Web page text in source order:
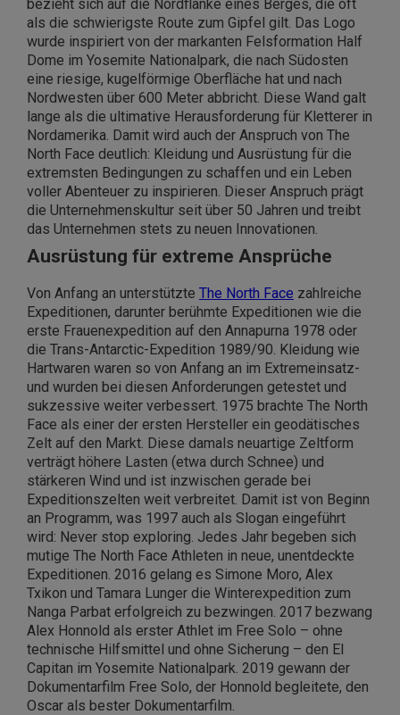
bezieht sich auf die Nordflanke eines Berges, die oft
als die schwierigste Route zum Gipfel gilt. Das Logo
wurde inspiriert von der markanten Felsformation Half
Dome im Yosemite Nationalpark, die nach Südosten
eine riesige, kugelförmige Oberfläche hat und nach
Nordwesten über 600 Meter abbricht. Diese Wand galt
lange als die ultimative Herausforderung für Kletterer in
Nordamerika. Damit wird auch der Anspruch von The
North Face deutlich: Kleidung und Ausrüstung für die
extremsten Bedingungen zu schaffen und ein Leben
voller Abenteuer zu inspirieren. Dieser Anspruch prägt
die Unternehmenskultur seit über 50 Jahren und treibt
das Unternehmen stets zu neuen Innovationen.
Ausrüstung für extreme Ansprüche
Von Anfang an unterstützte The North Face zahlreiche
Expeditionen, darunter berühmte Expeditionen wie die
erste Frauenexpedition auf den Annapurna 1978 oder
die Trans-Antarctic-Expedition 1989/90. Kleidung wie
Hartwaren waren so von Anfang an im Extremeinsatz-
und wurden bei diesen Anforderungen getestet und
sukzessive weiter verbessert. 1975 brachte The North
Face als einer der ersten Hersteller ein geodätisches
Zelt auf den Markt. Diese damals neuartige Zeltform
verträgt höhere Lasten (etwa durch Schnee) und
stärkeren Wind und ist inzwischen gerade bei
Expeditionszelten weit verbreitet. Damit ist von Beginn
an Programm, was 1997 auch als Slogan eingeführt
wird: Never stop exploring. Jedes Jahr begeben sich
mutige The North Face Athleten in neue, unentdeckte
Expeditionen. 2016 gelang es Simone Moro, Alex
Txikon und Tamara Lunger die Winterexpedition zum
Nanga Parbat erfolgreich zu bezwingen. 2017 bezwang
Alex Honnold als erster Athlet im Free Solo – ohne
technische Hilfsmittel und ohne Sicherung – den El
Capitan im Yosemite Nationalpark. 2019 gewann der
Dokumentarfilm Free Solo, der Honnold begleitete, den
Oscar als bester Dokumentarfilm.